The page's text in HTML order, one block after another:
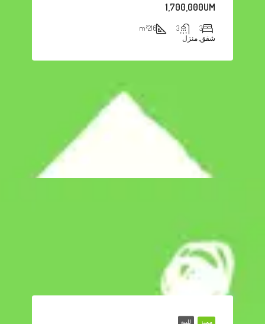
1,700,000UM
3
3
216
m²
شقق, منزل
مميز للبيع